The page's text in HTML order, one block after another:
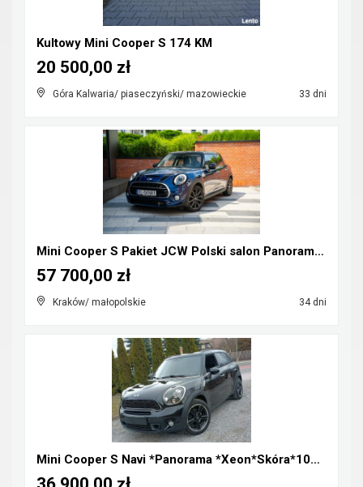
Kultowy Mini Cooper S 174 KM
Góra Kalwaria/ piaseczyński/ mazowieckie 33 dni
20 500,00 zł
Mini Cooper S Pakiet JCW Polski salon Panorama Hea...
Kraków/ małopolskie 34 dni
57 700,00 zł
Mini Cooper S Navi *Panorama *Xeon*Skóra*100%Orygi...